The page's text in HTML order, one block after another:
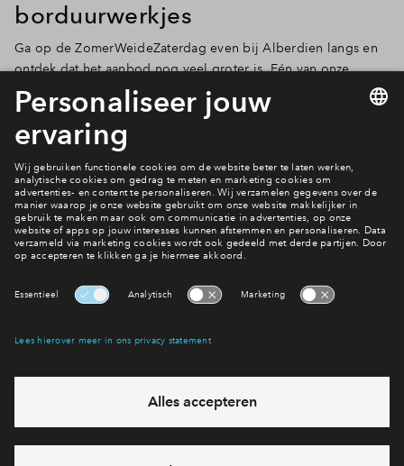
borduurwerkjes
Ga op de ZomerWeideZaterdag even bij Alberdien langs en
ontdek dat het aanbod nog veel groter is. Eén van onze
favorieten zijn de linnentassen met oude borduurwerkjes.
Uniek!
Leuk voor de kinderen
ZomerWeideZaterdag is kidsproof
Hiermee blijf je op de hoogte van het belangrijkste nieuws en
Ja, ik wil mij aanmelden
Heb je een vraag en wil je direct antwoord? Bel ons op088